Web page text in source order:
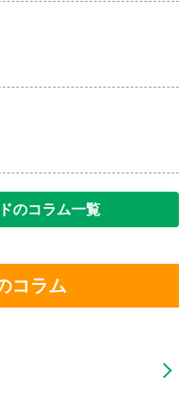
のコラム一覧
コラム